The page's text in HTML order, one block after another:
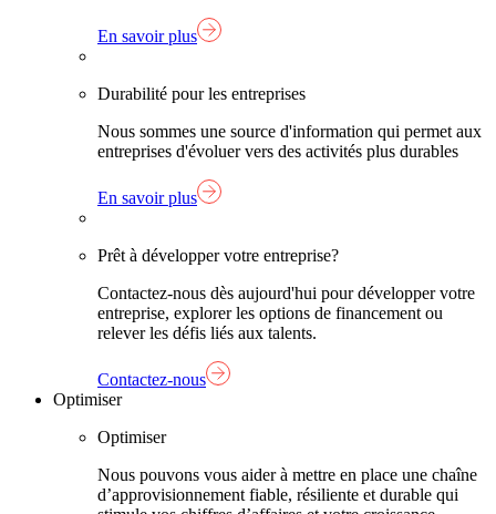
En savoir plus
Durabilité pour les entreprises
Nous sommes une source d'information qui permet aux
entreprises d'évoluer vers des activités plus durables
En savoir plus
Prêt à développer votre entreprise?
Contactez-nous dès aujourd'hui pour développer votre
entreprise, explorer les options de financement ou
relever les défis liés aux talents.
Contactez-nous
Optimiser
Optimiser
Nous pouvons vous aider à mettre en place une chaîne
d’approvisionnement fiable, résiliente et durable qui